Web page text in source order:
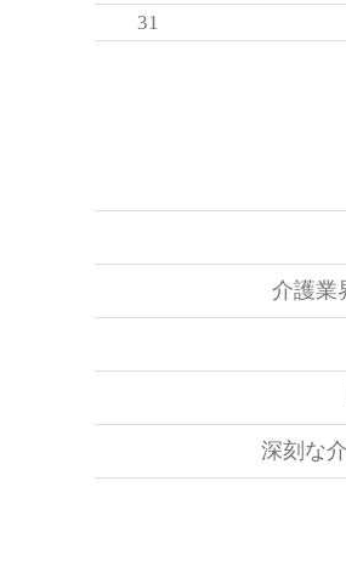
31
介護業
深刻な